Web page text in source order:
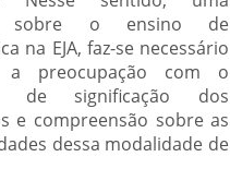
sobre o ensino de
na EJA, faz-se necessário
a preocupação com o
de significação dos
e compreensão sobre as
dessa modalidade de